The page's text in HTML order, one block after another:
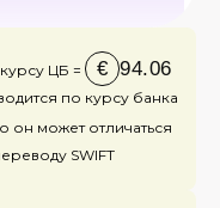
ЦБ = € 94.06
по курсу банка
он может отличаться
SWIFT